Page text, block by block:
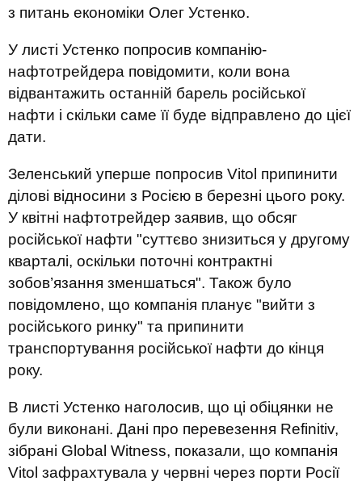
з питань економіки Олег Устенко.
У листі Устенко попросив компанію-
нафтотрейдера повідомити, коли вона
відвантажить останній барель російської
нафти і скільки саме її буде відправлено до цієї
дати.
Зеленський уперше попросив Vitol припинити
ділові відносини з Росією в березні цього року.
У квітні нафтотрейдер заявив, що обсяг
російської нафти "суттєво знизиться у другому
кварталі, оскільки поточні контрактні
зобов’язання зменшаться". Також було
повідомлено, що компанія планує "вийти з
російського ринку" та припинити
транспортування російської нафти до кінця
року.
В листі Устенко наголосив, що ці обіцянки не
були виконані. Дані про перевезення Refinitiv,
зібрані Global Witness, показали, що компанія
Vitol зафрахтувала у червні через порти Росії